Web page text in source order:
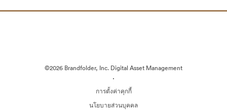
©2026 Brandfolder, Inc. Digital Asset Management
·
การตั้งค่าคุกกี้
นโยบายส่วนบุคคล